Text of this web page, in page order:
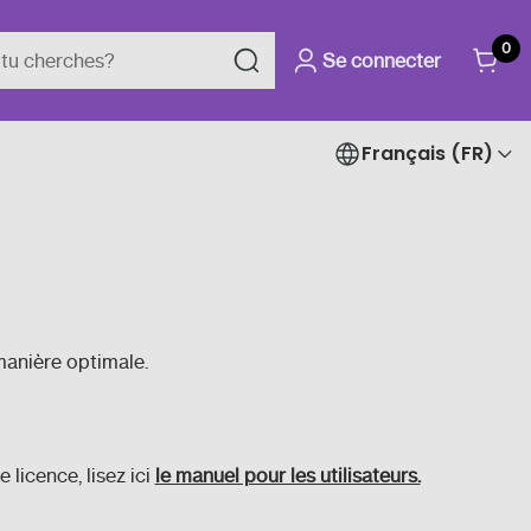
Se connecter
0
Français (FR)
optimale.
licence, lisez ici le manuel pour les utilisateurs.